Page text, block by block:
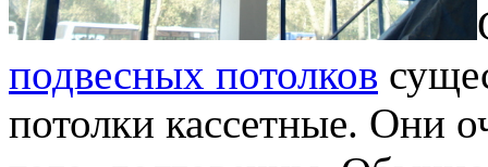
подвесных потолков
потолки кассетные. Они